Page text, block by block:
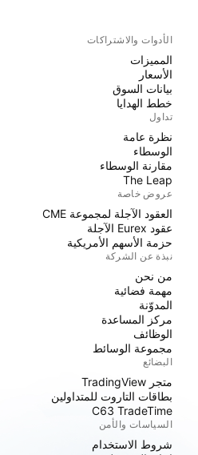
الأدوات والاشتراكات
المميزات
الأسعار
بيانات السوق
خطط الهدايا
تداول
نظرة عامة
الوسطاء
مقارنة الوسطاء
The Leap
عروض خاصة
العقود الآجلة لمجموعة CME
عقود Eurex الآجلة
حزمة الأسهم الأمريكية
نبذة عن الشركة
من نحن
مهمة فضائية
المدوّنة
مركز المساعدة
الوظائف
مجموعة الوسائط
البضائع
متجر TradingView
بطاقات التاروت للمتداولين
C63 TradeTime
السياسات والأمن
شروط الاستخدام